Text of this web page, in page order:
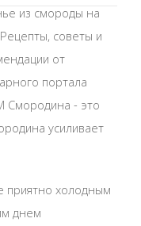
из смороды на
советы и
от
портала
Смородина - это
усиливает
приятно холодным
днем